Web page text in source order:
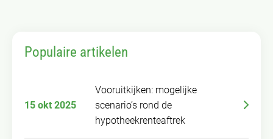
Populaire artikelen
15 okt 2025
Vooruitkijken: mogelijke
scenario’s rond de
hypotheekrenteaftrek